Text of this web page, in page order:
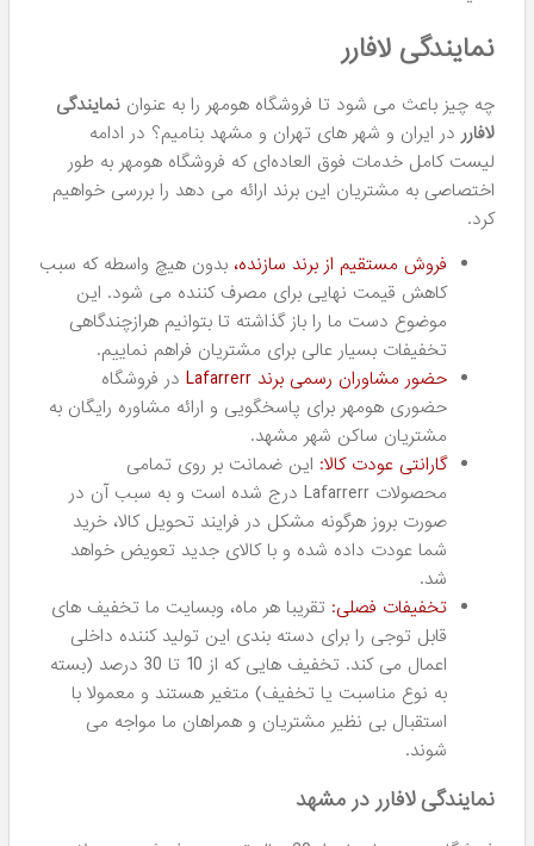
مشاهده نمایید.
خرید محصولات لافارر
انتخاب کرده اید! چرا؟ فروشگاه هومهر به طور مستقیم با
برند Lafarrerr همکاری می کند و در شهر مشهد به عنوان یکی از
نمایندگی های معتبر این شرکت داخلی شناخته می شود،
کارشناسان این شرکت در فروشگاه ما پاسخگوی سوالات شما
عزیزان هستند و به صورت رایگان به عموم متشریان مشاوره می
دهند. بدین ترتیب هومهر این محصولات با کیفیتی ایرانی را با
بهترین قیمت ممکن در اختیار شما مشتریان و همراهان
همیشگی قرار می دهد. شما در همین صفحه می توانید این
محصولات را به براساس قیمت کالا و میزان فروش مرتب سازی
کنید تا انتخاب بهتری داشته باشید.
شده است
لافارر در فروشگاه هومهر موجود باشد.